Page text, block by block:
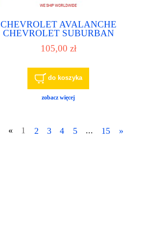
CHEVROLET AVALANCHE
CHEVROLET SUBURBAN
E3610M 2004-2007 pompa
105,00 zł
do koszyka
zobacz więcej
« 1 2 3 4 5 ... 15 »